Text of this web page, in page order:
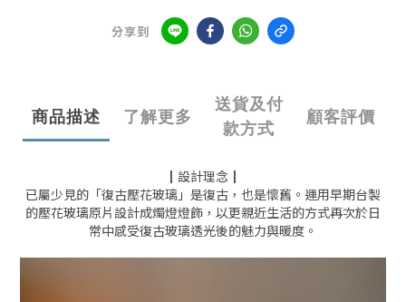
分享到
商品描述 了解更多
送貨及付
款方式
顧客評價
┃設計理念┃
已屬少見的「復古壓花玻璃」是復古，也是懷舊。運用早期台製
的壓花玻璃原片設計成燭燈燈飾，以更親近生活的方式再次於日
常中感受復古玻璃透光後的魅力與暖度。